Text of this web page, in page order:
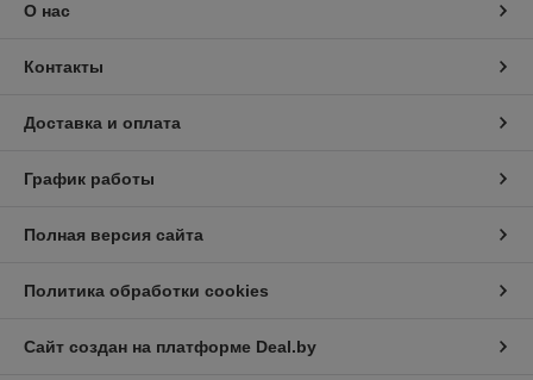
О нас
Контакты
Доставка и оплата
График работы
Полная версия сайта
Политика обработки cookies
Сайт создан на платформе Deal.by